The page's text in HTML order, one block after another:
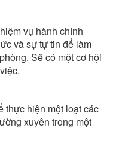
vụ hành chính
và sự tự tin để làm
Sẽ có một cơ hội
thực hiện một loạt các
xuyên trong một